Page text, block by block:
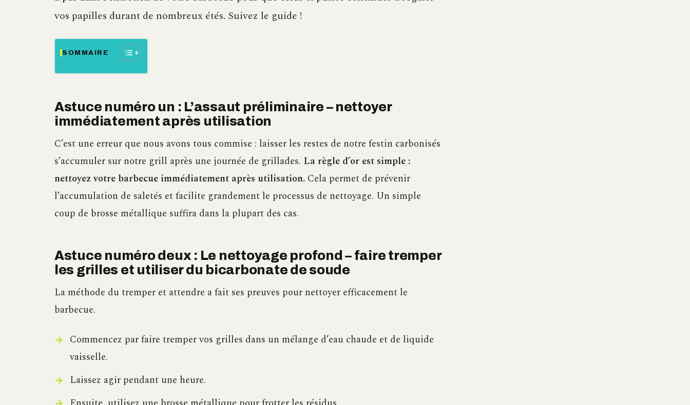
vos papilles durant de nombreux étés. Suivez le guide !
SOMMAIRE
Astuce numéro un : L’assaut préliminaire – nettoyer
immédiatement après utilisation
C’est une erreur que nous avons tous commise : laisser les restes de notre festin carbonisés
s’accumuler sur notre grill après une journée de grillades. La règle d’or est simple :
nettoyez votre barbecue immédiatement après utilisation. Cela permet de prévenir
l’accumulation de saletés et facilite grandement le processus de nettoyage. Un simple
coup de brosse métallique suffira dans la plupart des cas.
Astuce numéro deux : Le nettoyage profond – faire tremper
les grilles et utiliser du bicarbonate de soude
La méthode du tremper et attendre a fait ses preuves pour nettoyer efficacement le
barbecue.
Commencez par faire tremper vos grilles dans un mélange d’eau chaude et de liquide
vaisselle.
Laissez agir pendant une heure.